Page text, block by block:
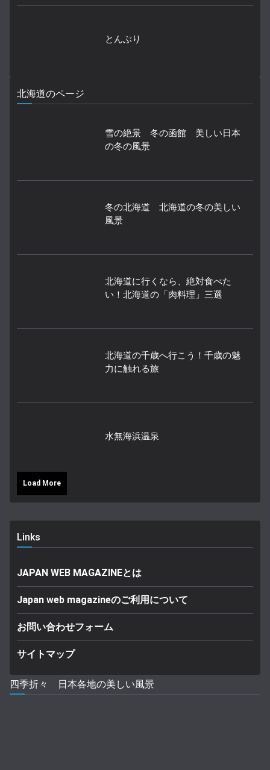
とんぶり
北海道のページ
雪の絶景 冬の函館 美しい日本
の冬の風景
冬の北海道 北海道の冬の美しい
風景
北海道に行くなら、絶対食べた
い！北海道の「肉料理」三選
北海道の千歳へ行こう！千歳の魅
力に触れる旅
水無海浜温泉
Load More
Links
JAPAN WEB MAGAZINEとは
Japan web magazineのご利用について
お問い合わせフォーム
サイトマップ
四季折々 日本各地の美しい風景